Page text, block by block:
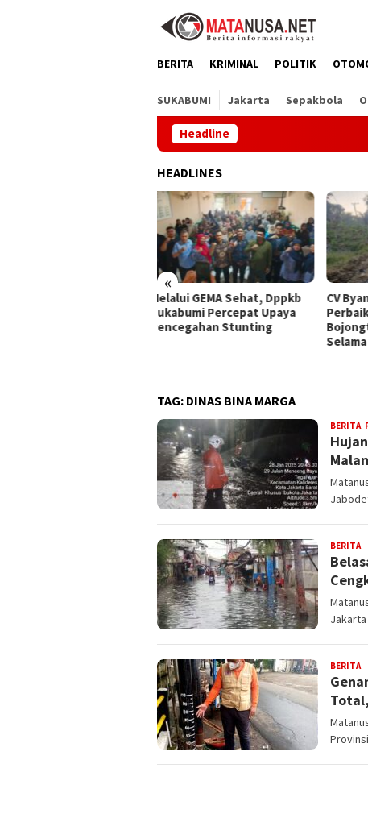
BERITA KRIMINAL POLITIK
SUKABUMI Jakarta Sepakbola
Headline
HEADLINES
«
CV Byankarya Pastikan
Perbaikan Jalan Leuwiliang–
Bojongtipar Dilakukan
PT
TAG: DINAS BINA MARGA
BERITA,
BERITAR
BERITAR